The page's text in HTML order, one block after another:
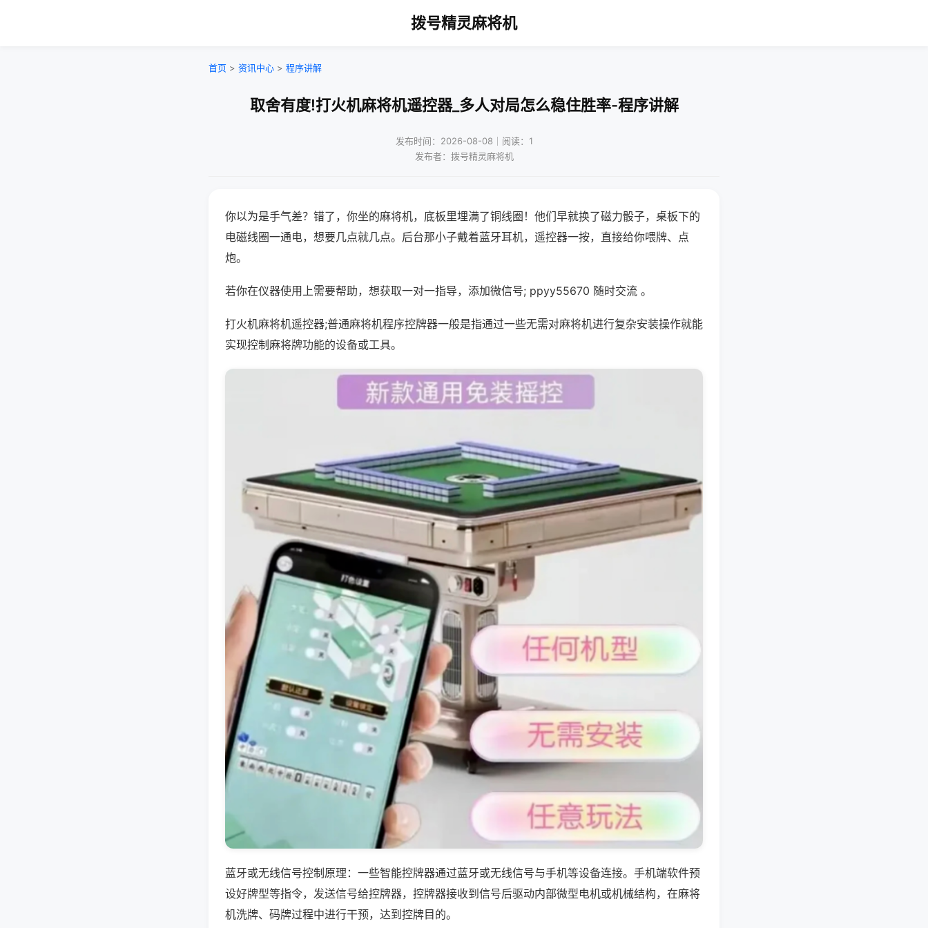
拨号精灵麻将机
首页 > 资讯中心 > 程序讲解
取舍有度!打火机麻将机遥控器_多人对局怎么稳住胜率-程序讲解
发布时间：2026-08-08｜阅读：1
发布者：拨号精灵麻将机
你以为是手气差？错了，你坐的麻将机，底板里埋满了铜线圈！他们早就换了磁力骰子，桌板下的
电磁线圈一通电，想要几点就几点。后台那小子戴着蓝牙耳机，遥控器一按，直接给你喂牌、点
炮。
若你在仪器使用上需要帮助，想获取一对一指导，添加微信号; ppyy55670 随时交流 。
打火机麻将机遥控器;普通麻将机程序控牌器一般是指通过一些无需对麻将机进行复杂安装操作就能
实现控制麻将牌功能的设备或工具。
蓝牙或无线信号控制原理：一些智能控牌器通过蓝牙或无线信号与手机等设备连接。手机端软件预
设好牌型等指令，发送信号给控牌器，控牌器接收到信号后驱动内部微型电机或机械结构，在麻将
机洗牌、码牌过程中进行干预，达到控牌目的。